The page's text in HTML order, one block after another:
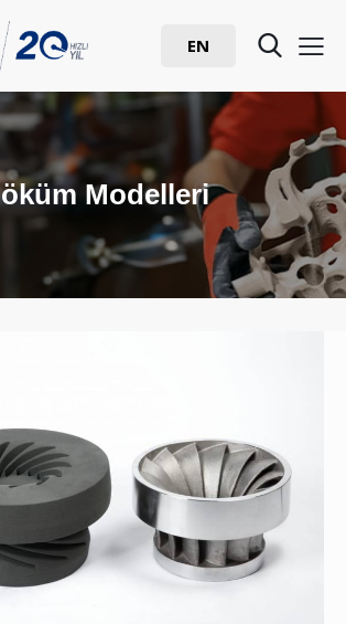
EN
Modelleri